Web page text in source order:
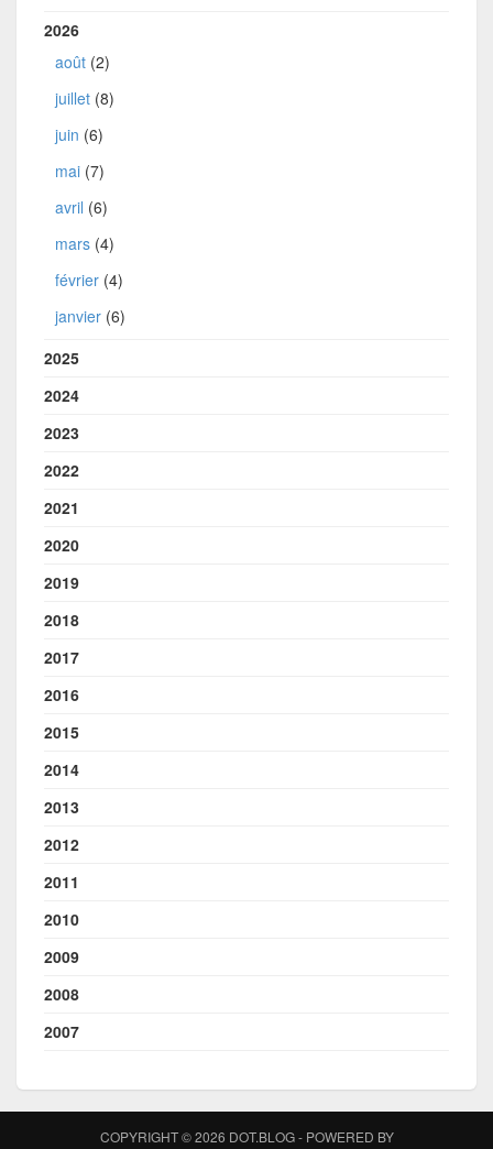
2026
août (2)
juillet (8)
juin (6)
mai (7)
avril (6)
mars (4)
février (4)
janvier (6)
2025
2024
2023
2022
2021
2020
2019
2018
2017
2016
2015
2014
2013
2012
2011
2010
2009
2008
2007
COPYRIGHT © 2026 DOT.BLOG - POWERED BY